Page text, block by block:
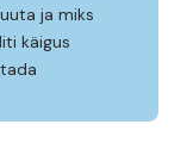
ja miks
käigus